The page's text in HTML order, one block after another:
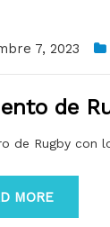
7, 2023
de
de Rugby con
MORE